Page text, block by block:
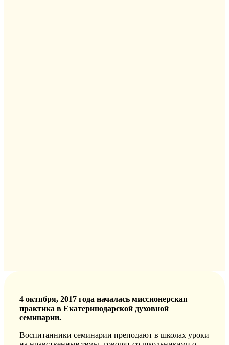
4 октября, 2017 года началась миссионерская
практика в Екатеринодарской духовной
семинарии.
Воспитанники семинарии преподают в школах уроки